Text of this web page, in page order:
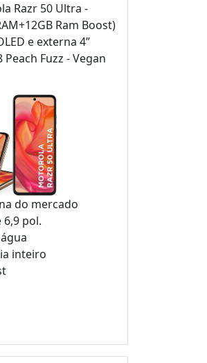
Razr 50 Ultra -
Ram Boost)
e externa 4”
Fuzz - Vegan
do mercado
6,9 pol.
inteiro